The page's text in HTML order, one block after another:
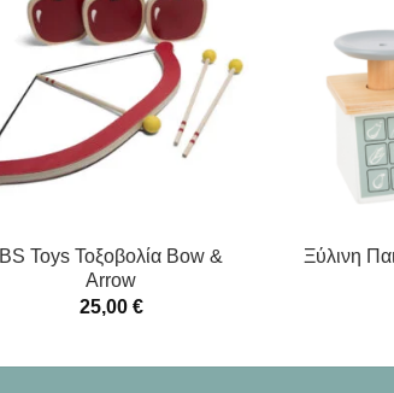
BS Toys Τοξοβολία Bow &
Arrow
25,00 €
Ξύλινη